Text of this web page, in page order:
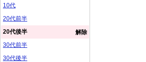
10代
20代前半
20代後半
解除
30代前半
30代後半